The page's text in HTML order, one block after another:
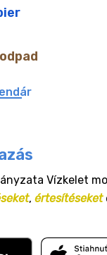
Vízkelet
, értesítéseket